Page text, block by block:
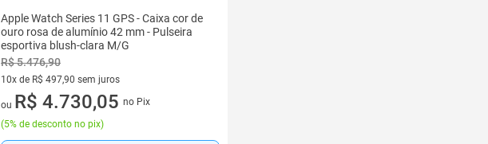
Apple Watch Series 11 GPS - Caixa cor de
ouro rosa de alumínio 42 mm - Pulseira
esportiva blush-clara M/G
R$ 5.476,90
10x de R$ 497,90 sem juros
10 vez de R$ 497,90 sem juros
ou R$ 4.730,05 no Pix
(5% de desconto no pix)